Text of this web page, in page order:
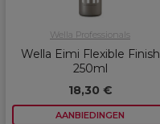
Wella Professionals
Wella Eimi Flexible Finish
250ml
18,30 €
AANBIEDINGEN